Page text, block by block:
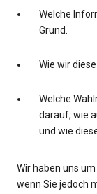
Welche
Grund.
Wie wir
Welche
darauf, wie
und wie
Wir haben uns
wenn Sie jedoch